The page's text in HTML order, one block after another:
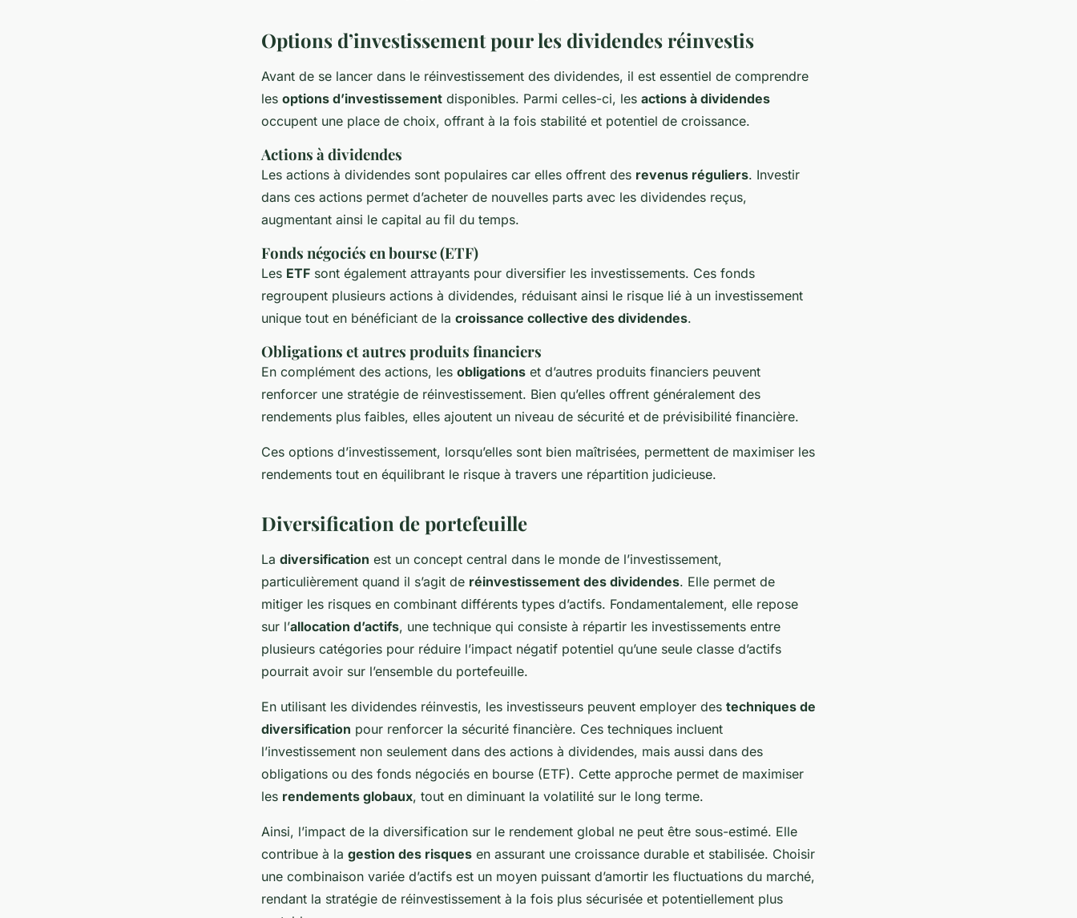
Options d’investissement pour les dividendes réinvestis
Avant de se lancer dans le réinvestissement des dividendes, il est essentiel de comprendre
les options d’investissement disponibles. Parmi celles-ci, les actions à dividendes
occupent une place de choix, offrant à la fois stabilité et potentiel de croissance.
Actions à dividendes
Les actions à dividendes sont populaires car elles offrent des revenus réguliers. Investir
dans ces actions permet d’acheter de nouvelles parts avec les dividendes reçus,
augmentant ainsi le capital au fil du temps.
Fonds négociés en bourse (ETF)
Les ETF sont également attrayants pour diversifier les investissements. Ces fonds
regroupent plusieurs actions à dividendes, réduisant ainsi le risque lié à un investissement
unique tout en bénéficiant de la croissance collective des dividendes.
Obligations et autres produits financiers
En complément des actions, les obligations et d’autres produits financiers peuvent
renforcer une stratégie de réinvestissement. Bien qu’elles offrent généralement des
rendements plus faibles, elles ajoutent un niveau de sécurité et de prévisibilité financière.
Ces options d’investissement, lorsqu’elles sont bien maîtrisées, permettent de maximiser les
rendements tout en équilibrant le risque à travers une répartition judicieuse.
Diversification de portefeuille
La diversification est un concept central dans le monde de l’investissement,
particulièrement quand il s’agit de réinvestissement des dividendes. Elle permet de
mitiger les risques en combinant différents types d’actifs. Fondamentalement, elle repose
sur l’allocation d’actifs, une technique qui consiste à répartir les investissements entre
plusieurs catégories pour réduire l’impact négatif potentiel qu’une seule classe d’actifs
pourrait avoir sur l’ensemble du portefeuille.
En utilisant les dividendes réinvestis, les investisseurs peuvent employer des techniques de
diversification pour renforcer la sécurité financière. Ces techniques incluent
l’investissement non seulement dans des actions à dividendes, mais aussi dans des
obligations ou des fonds négociés en bourse (ETF). Cette approche permet de maximiser
les rendements globaux, tout en diminuant la volatilité sur le long terme.
Ainsi, l’impact de la diversification sur le rendement global ne peut être sous-estimé. Elle
contribue à la gestion des risques en assurant une croissance durable et stabilisée. Choisir
une combinaison variée d’actifs est un moyen puissant d’amortir les fluctuations du marché,
rendant la stratégie de réinvestissement à la fois plus sécurisée et potentiellement plus